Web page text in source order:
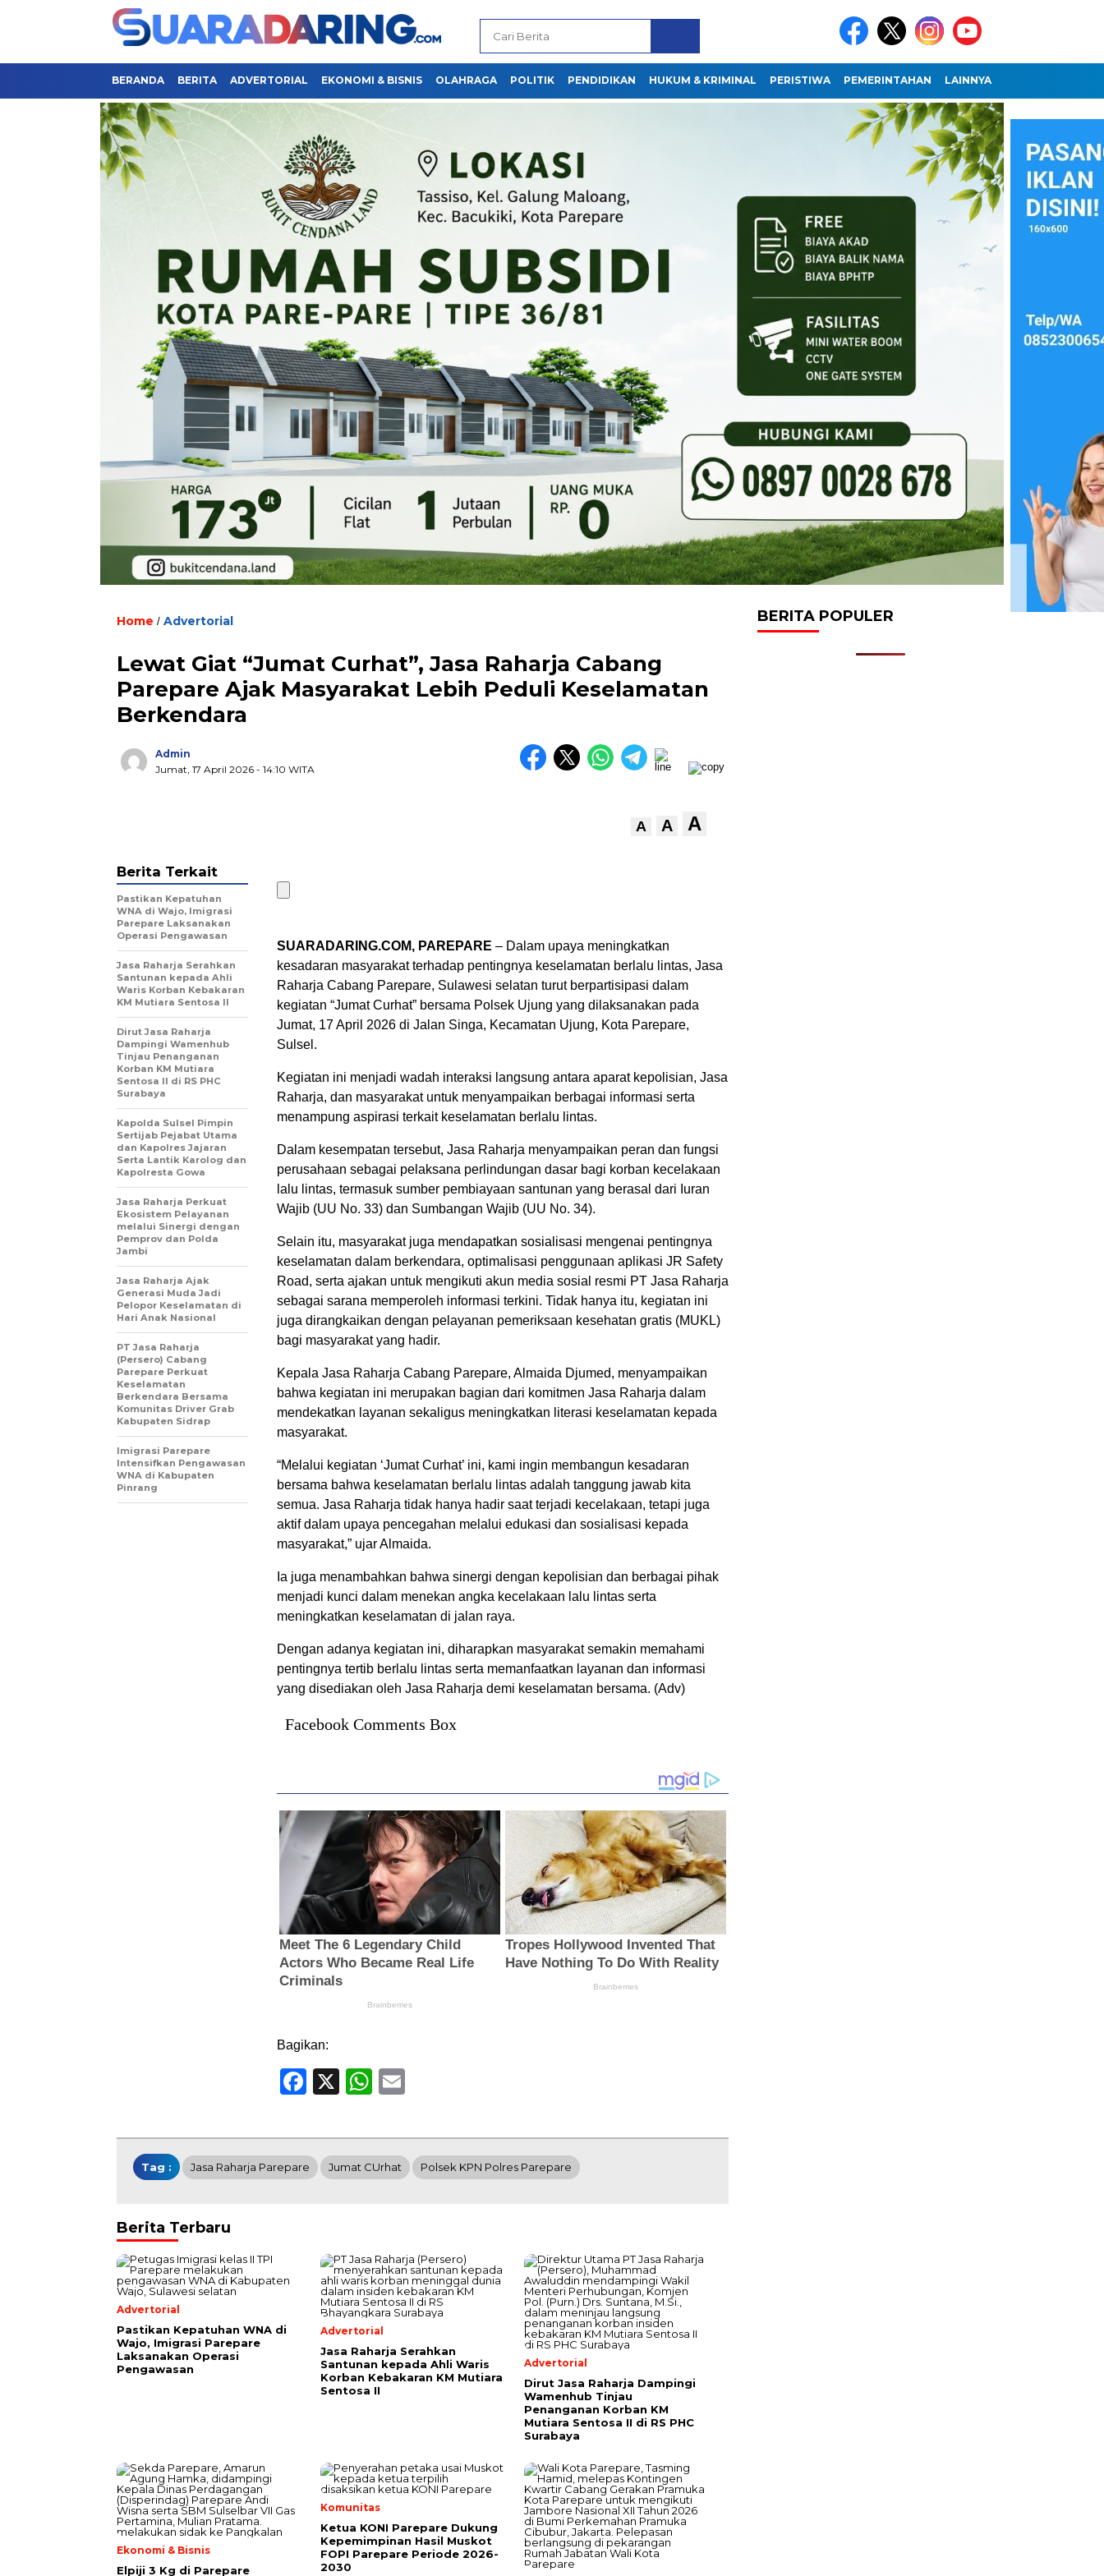
BERANDA BERITA ADVERTORIAL EKONOMI & BISNIS OLAHRAGA POLITIK PENDIDIKAN HUKUM & KRIMINAL PERISTIWA PEMERINTAHAN LAINNYA
Home / Advertorial
Lewat Giat “Jumat Curhat”, Jasa Raharja Cabang
Parepare Ajak Masyarakat Lebih Peduli Keselamatan
Berkendara
Admin
Jumat, 17 April 2026 - 14:10 WITA
A A A
SUARADARING.COM, PAREPARE – Dalam upaya meningkatkan
kesadaran masyarakat terhadap pentingnya keselamatan berlalu lintas, Jasa
Raharja Cabang Parepare, Sulawesi selatan turut berpartisipasi dalam
kegiatan “Jumat Curhat” bersama Polsek Ujung yang dilaksanakan pada
Jumat, 17 April 2026 di Jalan Singa, Kecamatan Ujung, Kota Parepare,
Sulsel.
Kegiatan ini menjadi wadah interaksi langsung antara aparat kepolisian, Jasa
Raharja, dan masyarakat untuk menyampaikan berbagai informasi serta
menampung aspirasi terkait keselamatan berlalu lintas.
Dalam kesempatan tersebut, Jasa Raharja menyampaikan peran dan fungsi
perusahaan sebagai pelaksana perlindungan dasar bagi korban kecelakaan
lalu lintas, termasuk sumber pembiayaan santunan yang berasal dari Iuran
Wajib (UU No. 33) dan Sumbangan Wajib (UU No. 34).
Selain itu, masyarakat juga mendapatkan sosialisasi mengenai pentingnya
keselamatan dalam berkendara, optimalisasi penggunaan aplikasi JR Safety
Road, serta ajakan untuk mengikuti akun media sosial resmi PT Jasa Raharja
sebagai sarana memperoleh informasi terkini. Tidak hanya itu, kegiatan ini
juga dirangkaikan dengan pelayanan pemeriksaan kesehatan gratis (MUKL)
bagi masyarakat yang hadir.
Kepala Jasa Raharja Cabang Parepare, Almaida Djumed, menyampaikan
bahwa kegiatan ini merupakan bagian dari komitmen Jasa Raharja dalam
mendekatkan layanan sekaligus meningkatkan literasi keselamatan kepada
masyarakat.
“Melalui kegiatan ‘Jumat Curhat’ ini, kami ingin membangun kesadaran
bersama bahwa keselamatan berlalu lintas adalah tanggung jawab kita
semua. Jasa Raharja tidak hanya hadir saat terjadi kecelakaan, tetapi juga
aktif dalam upaya pencegahan melalui edukasi dan sosialisasi kepada
masyarakat,” ujar Almaida.
Ia juga menambahkan bahwa sinergi dengan kepolisian dan berbagai pihak
menjadi kunci dalam menekan angka kecelakaan lalu lintas serta
meningkatkan keselamatan di jalan raya.
Dengan adanya kegiatan ini, diharapkan masyarakat semakin memahami
pentingnya tertib berlalu lintas serta memanfaatkan layanan dan informasi
yang disediakan oleh Jasa Raharja demi keselamatan bersama. (Adv)
Facebook Comments Box
Bagikan:
Facebook
X WhatsApp
Berita Terkait
Pastikan Kepatuhan
WNA di Wajo, Imigrasi
Parepare Laksanakan
Operasi Pengawasan
Jasa Raharja Serahkan
Santunan kepada Ahli
Waris Korban Kebakaran
KM Mutiara Sentosa II
Dirut Jasa Raharja
Dampingi Wamenhub
Tinjau Penanganan
Korban KM Mutiara
Sentosa II di RS PHC
Surabaya
Kapolda Sulsel Pimpin
Sertijab Pejabat Utama
dan Kapolres Jajaran
Serta Lantik Karolog dan
Kapolresta Gowa
Jasa Raharja Perkuat
Ekosistem Pelayanan
melalui Sinergi dengan
Pemprov dan Polda
Jambi
Jasa Raharja Ajak
Generasi Muda Jadi
Pelopor Keselamatan di
Hari Anak Nasional
PT Jasa Raharja
(Persero) Cabang
Parepare Perkuat
Keselamatan
Berkendara Bersama
Komunitas Driver Grab
Kabupaten Sidrap
Imigrasi Parepare
Intensifkan Pengawasan
WNA di Kabupaten
Pinrang
Tag : Jasa Raharja Parepare Jumat CUrhat Polsek KPN Polres Parepare
Berita Terbaru
Advertorial
Pastikan Kepatuhan WNA di
Wajo, Imigrasi Parepare
Laksanakan Operasi
Pengawasan
Advertorial
Jasa Raharja Serahkan
Santunan kepada Ahli Waris
Korban Kebakaran KM Mutiara
Sentosa II
Advertorial
Dirut Jasa Raharja Dampingi
Wamenhub Tinjau
Penanganan Korban KM
Mutiara Sentosa II di RS PHC
Surabaya
Ekonomi & Bisnis
Elpiji 3 Kg di Parepare
Komunitas
Ketua KONI Parepare Dukung
Kepemimpinan Hasil Muskot
FOPI Parepare Periode 2026-
2030
BERITA POPULER